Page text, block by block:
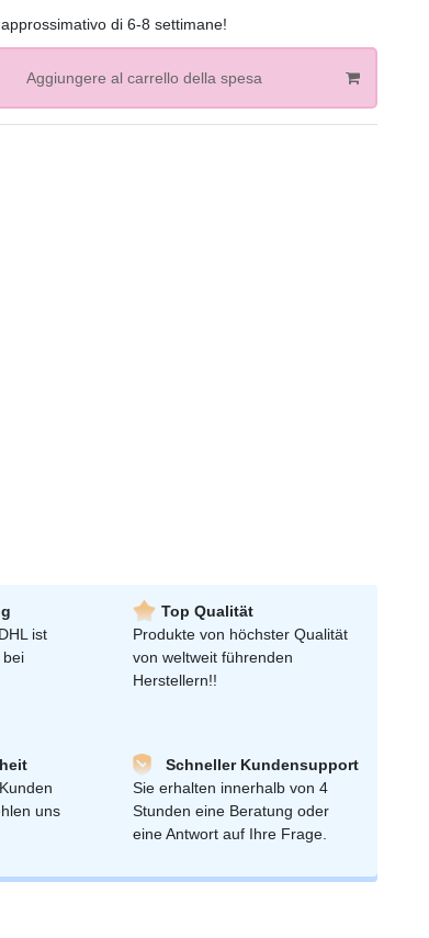
di 6-8 settimane!
Aggiungere al carrello della spesa
ist
bei
Top Qualität
Produkte von höchster Qualität
von weltweit führenden
Herstellern!!
uns
Schneller Kundensupport
Sie erhalten innerhalb von 4
Stunden eine Beratung oder
eine Antwort auf Ihre Frage.